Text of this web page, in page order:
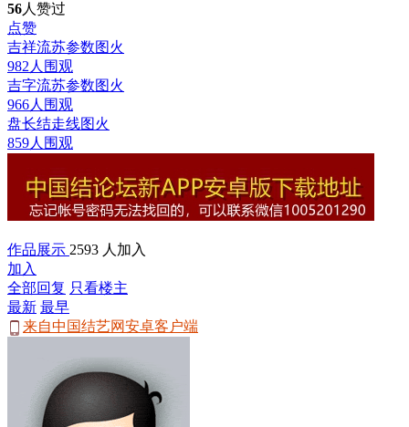
56人赞过
点赞
吉祥流苏参数图火
982人围观
吉字流苏参数图火
966人围观
盘长结走线图火
859人围观
作品展示 2593 人加入
加入
全部回复 只看楼主
最新 最早
来自中国结艺网安卓客户端